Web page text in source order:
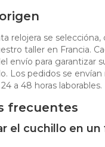
relojera se seleccióna,
taller en Francia.
envío para garantizar
Los pedidos se
a 48 horas laborables.
frecuentes
el cuchillo en